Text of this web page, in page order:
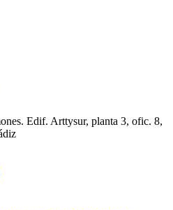
Edif. Arttysur, planta 3, ofic. 8,